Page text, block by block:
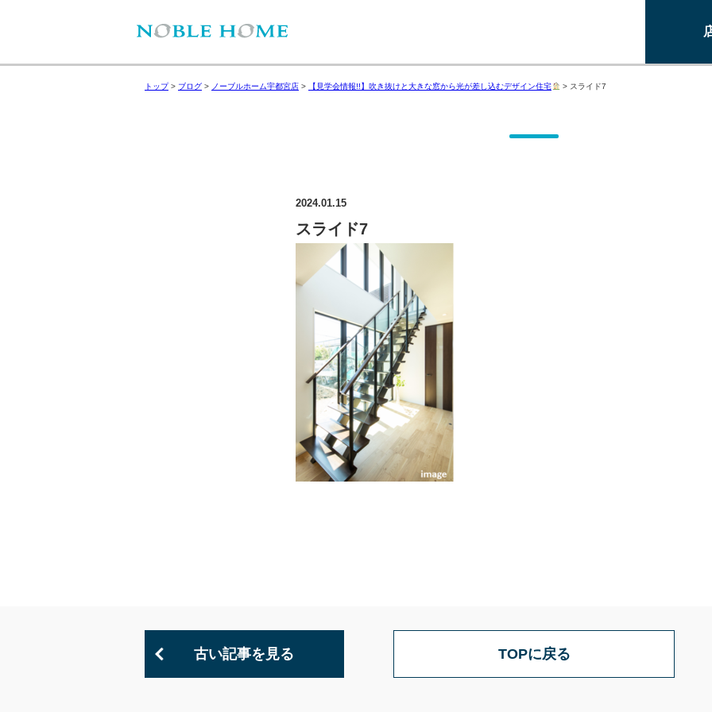
トップ> ブログ > ノーブルホーム宇都宮店 > 【見学会情報!!】吹き抜けと大きな窓から光が差し込むデザイン住宅 > スライド7
2024.01.15
スライド7
古い記事を見る TOPに戻る